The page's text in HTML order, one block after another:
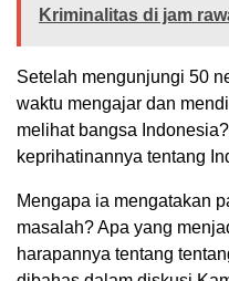
Kriminalitas di jam
Setelah mengunjungi 50
waktu mengajar dan
melihat bangsa
keprihatinannya tentang
Mengapa ia mengatakan
masalah? Apa yang
harapannya tentang